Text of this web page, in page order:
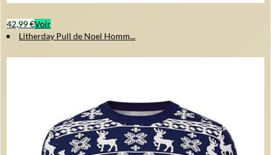
42,99 €Voir
Litherday Pull de Noel Homm...